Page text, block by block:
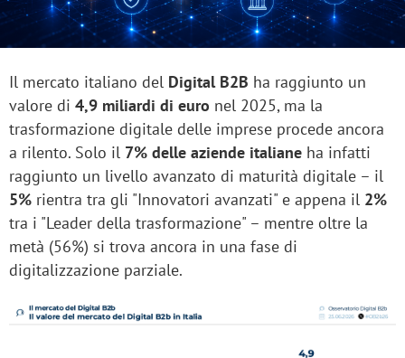
Il mercato italiano del Digital B2B ha raggiunto un
valore di 4,9 miliardi di euro nel 2025, ma la
trasformazione digitale delle imprese procede ancora
a rilento. Solo il 7% delle aziende italiane ha infatti
raggiunto un livello avanzato di maturità digitale – il
5% rientra tra gli "Innovatori avanzati" e appena il 2%
tra i "Leader della trasformazione" – mentre oltre la
metà (56%) si trova ancora in una fase di
digitalizzazione parziale.